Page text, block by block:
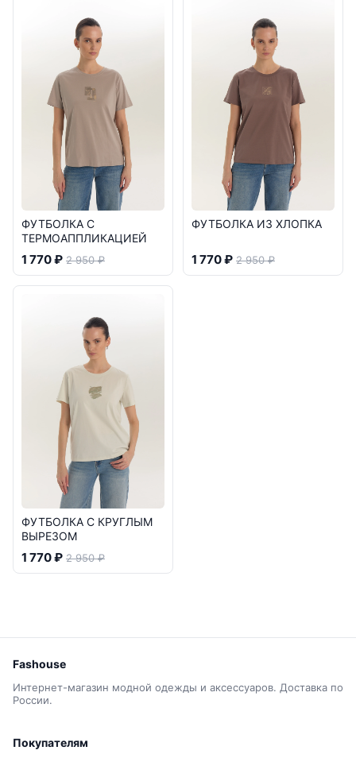
ФУТБОЛКА С
ТЕРМОАППЛИКАЦИЕЙ
1 770 ₽ 2 950 ₽
ФУТБОЛКА ИЗ ХЛОПКА
1 770 ₽ 2 950 ₽
ФУТБОЛКА С КРУГЛЫМ
ВЫРЕЗОМ
1 770 ₽ 2 950 ₽
Fashouse
Интернет-магазин модной одежды и аксессуаров. Доставка по
России.
Покупателям